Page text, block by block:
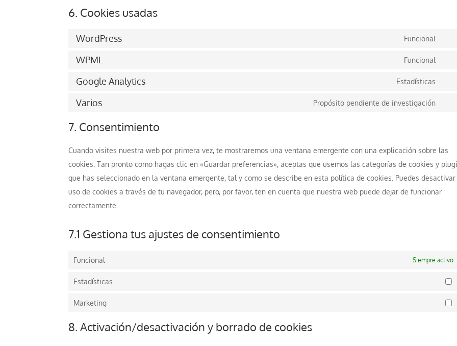
6. Cookies usadas
WordPress Funcional
WPML Funcional
Google Analytics Estadísticas
Varios Propósito pendiente de investigación
7. Consentimiento
Cuando visites nuestra web por primera vez, te mostraremos una ventana emergente con una explicación sobre las
cookies. Tan pronto como hagas clic en «Guardar preferencias», aceptas que usemos las categorías de cookies y
que has seleccionado en la ventana emergente, tal y como se describe en esta política de cookies. Puedes desactivar
uso de cookies a través de tu navegador, pero, por favor, ten en cuenta que nuestra web puede dejar de funcionar
correctamente.
7.1 Gestiona tus ajustes de consentimiento
Funcional Siempre activo
Estadísticas
Marketing
8. Activación/desactivación y borrado de cookies